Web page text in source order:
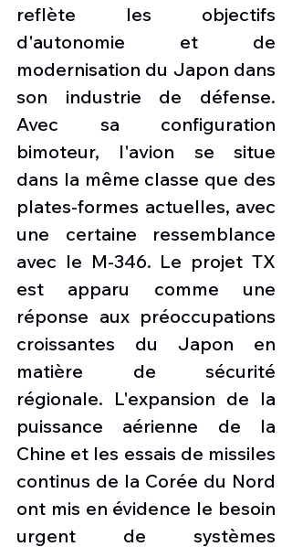
reflète les objectifs
d'autonomie et de
modernisation du Japon dans
son industrie de défense.
Avec sa configuration
bimoteur, l'avion se situe
dans la même classe que des
plates-formes actuelles, avec
une certaine ressemblance
avec le M-346. Le projet TX
est apparu comme une
réponse aux préoccupations
croissantes du Japon en
matière de sécurité
régionale. L'expansion de la
puissance aérienne de la
Chine et les essais de missiles
continus de la Corée du Nord
ont mis en évidence le besoin
urgent de systèmes